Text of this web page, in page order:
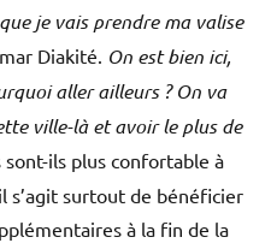
je vais prendre ma valise
Diakité. On est bien ici,
aller ailleurs ? On va
ville-là et avoir le plus de
sont-ils plus confortable à
s’agit surtout de bénéficier
à la fin de la